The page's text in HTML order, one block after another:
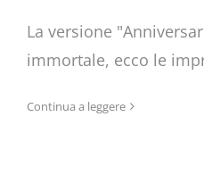
La versione
immortale, ecco le
Continua a leggere
dotBOX